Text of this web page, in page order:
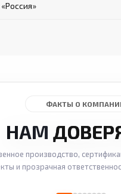
ФАКТЫ О
НАМ
производство,
и прозрачная